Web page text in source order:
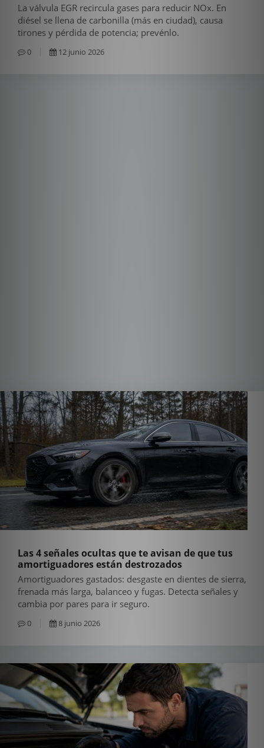
La válvula EGR recircula gases para reducir NOx. En
diésel se llena de carbonilla (más en ciudad), causa
tirones y pérdida de potencia; prevénlo.
0 12 junio 2026
Las 4 señales ocultas que te avisan de que tus
amortiguadores están destrozados
Amortiguadores gastados: desgaste en dientes de sierra,
frenada más larga, balanceo y fugas. Detecta señales y
cambia por pares para ir seguro.
0 8 junio 2026